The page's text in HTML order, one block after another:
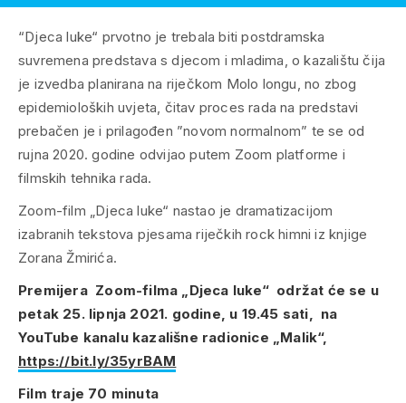
“Djeca luke“ prvotno je trebala biti postdramska
suvremena predstava s djecom i mladima, o kazalištu čija
je izvedba planirana na riječkom Molo longu, no zbog
epidemioloških uvjeta, čitav proces rada na predstavi
prebačen je i prilagođen ”novom normalnom” te se od
rujna 2020. godine odvijao putem Zoom platforme i
filmskih tehnika rada.
Zoom-film „Djeca luke“ nastao je dramatizacijom
izabranih tekstova pjesama riječkih rock himni iz knjige
Zorana Žmirića.
Premijera Zoom-filma „Djeca luke“ održat će se u
petak 25. lipnja 2021. godine, u 19.45 sati, na
YouTube kanalu kazališne radionice „Malik“,
https://bit.ly/35yrBAM
Film traje 70 minuta